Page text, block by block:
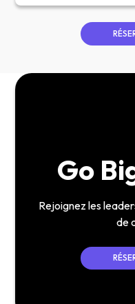
Go
Rejoignez les
de